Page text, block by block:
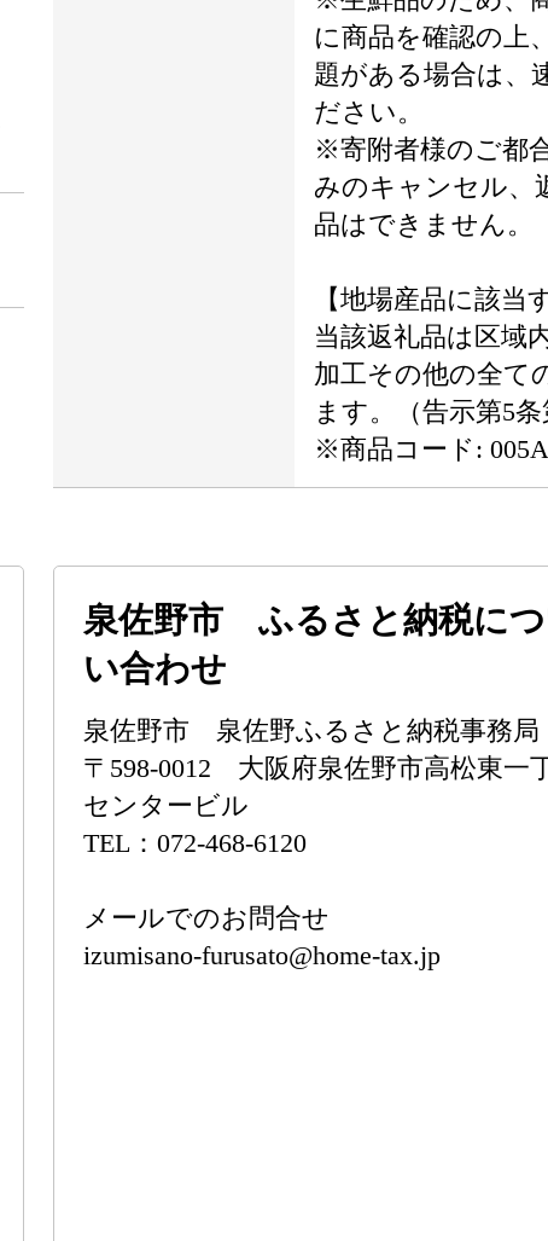
に商品を確認の上
題がある場合は、
ださい。
※寄附者様のご都
みのキャンセル、
品はできません。
【地場産品に該当
当該返礼品は区域
加工その他の全て
ます。（告示第5条
※商品コード:
泉佐野市 ふるさと納税につ
い合わせ
泉佐野市 泉佐野ふるさと納税事務局
〒598-0012 大阪府泉佐野市高松東一
センタービル
TEL：072-468-6120
メールでのお問合せ
izumisano-furusato@home-tax.jp